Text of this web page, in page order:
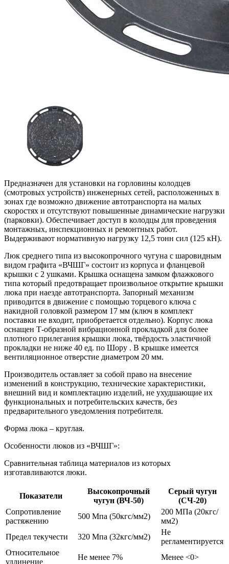
Предназначен для установки на горловины колодцев
(смотровых устройств) инженерных сетей, расположенных в
зонах где возможно движение автотранспорта на малых
скоростях и отсутствуют повышенные динамические нагрузки
(парковки). Обеспечивает доступ в колодцы для проведения
монтажных, инспекционных и ремонтных работ.
Выдерживают нормативную нагрузку 12,5 тонн сил (125 кН).
Люк среднего типа из высокопрочного чугуна с шаровидным
видом графита «ВЧШГ» состоит из корпуса и фланцевой
крышки c 2 ушками. Крышка оснащена замком флажкового
типа который предотвращает произвольное открытие крышки
люка при наезде автотранспорта. Запорный механизм
приводится в движение с помощью торцевого ключа с
накидной головкой размером 17 мм (ключ в комплект
поставки не входит, приобретается отдельно). Корпус люка
оснащен Т-образной вибрационной прокладкой для более
плотного прилегания крышки люка, твёрдость эластичной
прокладки не ниже 40 ед. по Шору . В крышке имеется
вентиляционное отверстие диаметром 20 мм.
Производитель оставляет за собой право на внесение
изменений в конструкцию, технические характеристики,
внешний вид и комплектацию изделий, не ухудшающие их
функциональных и потребительских качеств, без
предварительного уведомления потребителя.
Форма люка – круглая.
Особенности люков из «ВЧШГ»:
Сравнительная таблица материалов из которых
изготавливаются люки.
Показатели
Высокопрочный
чугун (ВЧ-50)
Серый чугун
(СЧ-20)
Сопротивление
растяжению
500 Мпа (50кгс/мм2)
200 МПа (20кгс/
мм2)
Предел текучести
320 Мпа (32кгс/мм2)
Не
регламентируется
Относительное
удлинение
Не менее 7% Менее <0>